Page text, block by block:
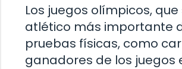
Los juegos olímpicos,
atlético más importante
pruebas físicas, como
ganadores de los juegos